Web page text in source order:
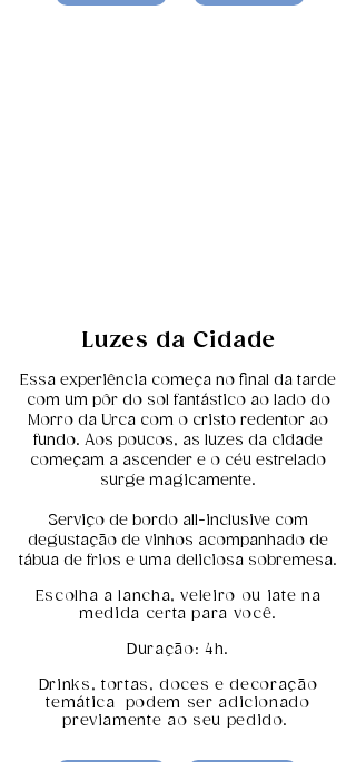
Luzes da Cidade
Essa experiência começa no final da tarde
com um pôr do sol fantástico ao lado do
Morro da Urca com o cristo redentor ao
fundo. Aos poucos, as luzes da cidade
começam a ascender e o céu estrelado
surge magicamente.
Serviço de bordo all-inclusive com
degustação de vinhos acompanhado de
tábua de frios e uma deliciosa sobremesa.
Escolha a lancha, veleiro ou iate na
medida certa para você.
Duração: 4h.
Drinks, tortas, doces e decoração
temática podem ser adicionado
previamente ao seu pedido.